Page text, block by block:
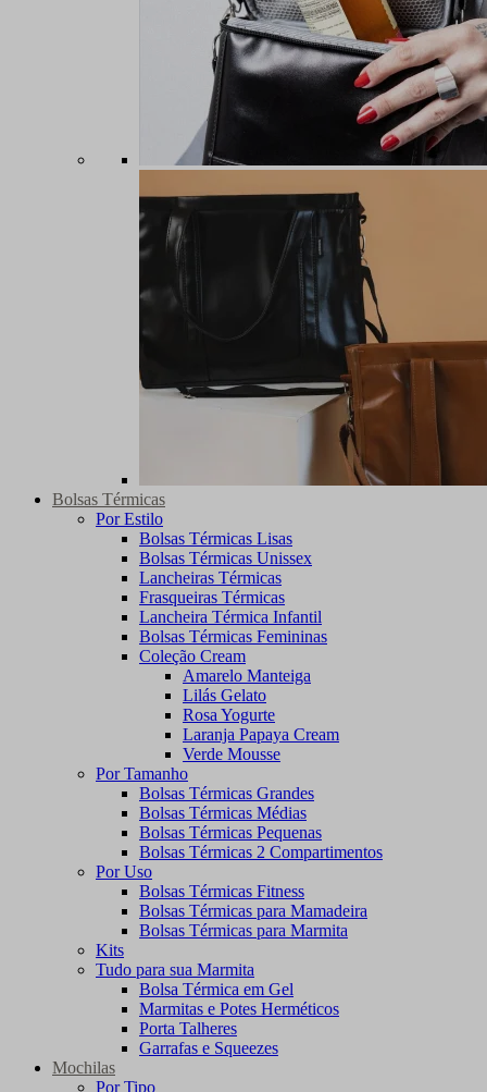
Bolsas Térmicas
Por Estilo
Bolsas Térmicas Lisas
Bolsas Térmicas Unissex
Lancheiras Térmicas
Frasqueiras Térmicas
Lancheira Térmica Infantil
Bolsas Térmicas Femininas
Coleção Cream
Amarelo Manteiga
Lilás Gelato
Rosa Yogurte
Laranja Papaya Cream
Verde Mousse
Por Tamanho
Bolsas Térmicas Grandes
Bolsas Térmicas Médias
Bolsas Térmicas Pequenas
Bolsas Térmicas 2 Compartimentos
Por Uso
Bolsas Térmicas Fitness
Bolsas Térmicas para Mamadeira
Bolsas Térmicas para Marmita
Kits
Tudo para sua Marmita
Bolsa Térmica em Gel
Marmitas e Potes Herméticos
Porta Talheres
Garrafas e Squeezes
Mochilas
Por Tipo